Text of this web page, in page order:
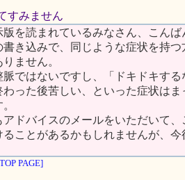
すみません
版を読まれているみなさん、こんば
書き込みで、同じような症状を持
ません。
ではないですし、「ドキドキす
わった後苦しい、といった症状は
アドバイスのメールをいただいて
ることがあるかもしれませんが、
PAGE]